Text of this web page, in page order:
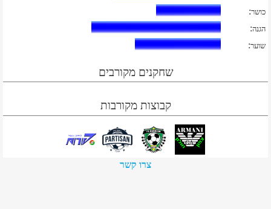
כושר:
הגנה:
שוער:
שחקנים מקורבים
קבוצות מקורבות
צרו קשר